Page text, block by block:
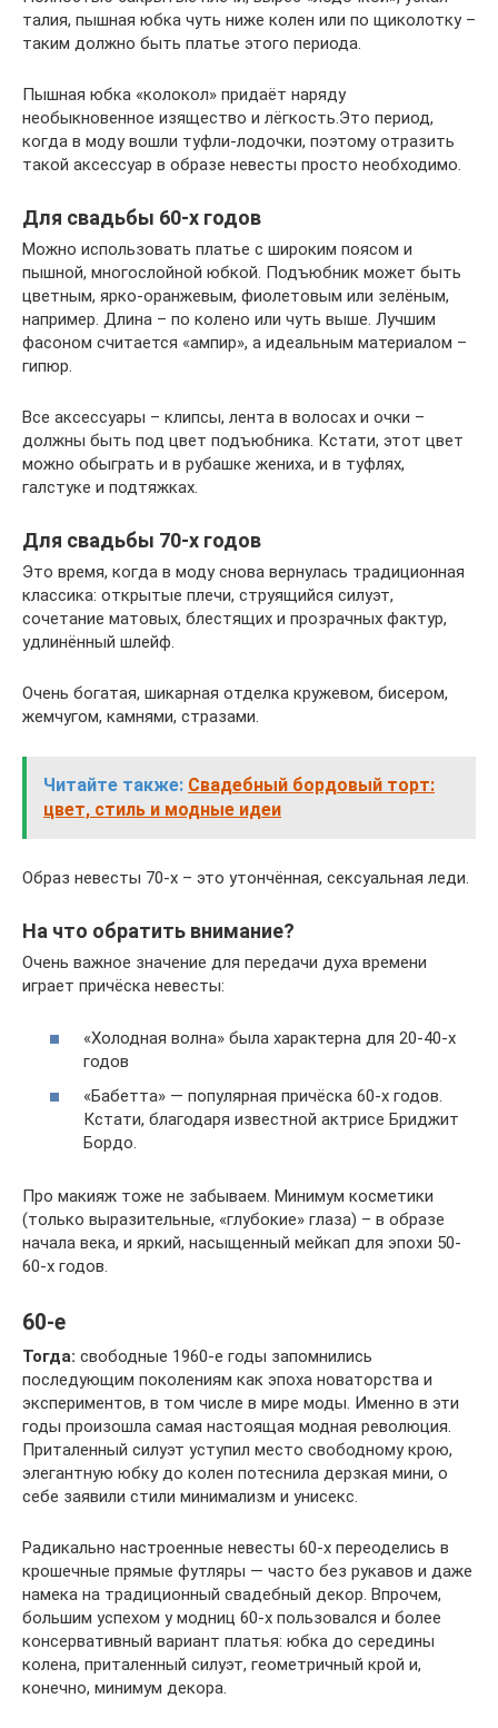
талия, пышная юбка чуть ниже колен или по щиколотку –
таким должно быть платье этого периода.
Пышная юбка «колокол» придаёт наряду
необыкновенное изящество и лёгкость.Это период,
когда в моду вошли туфли-лодочки, поэтому отразить
такой аксессуар в образе невесты просто необходимо.
Для свадьбы 60-х годов
Можно использовать платье с широким поясом и
пышной, многослойной юбкой. Подъюбник может быть
цветным, ярко-оранжевым, фиолетовым или зелёным,
например. Длина – по колено или чуть выше. Лучшим
фасоном считается «ампир», а идеальным материалом –
гипюр.
Все аксессуары – клипсы, лента в волосах и очки –
должны быть под цвет подъюбника. Кстати, этот цвет
можно обыграть и в рубашке жениха, и в туфлях,
галстуке и подтяжках.
Для свадьбы 70-х годов
Это время, когда в моду снова вернулась традиционная
классика: открытые плечи, струящийся силуэт,
сочетание матовых, блестящих и прозрачных фактур,
удлинённый шлейф.
Очень богатая, шикарная отделка кружевом, бисером,
жемчугом, камнями, стразами.
Читайте также: Свадебный бордовый торт:
цвет, стиль и модные идеи
Образ невесты 70-х – это утончённая, сексуальная леди.
На что обратить внимание?
Очень важное значение для передачи духа времени
играет причёска невесты:
«Холодная волна» была характерна для 20-40-х
годов
«Бабетта» — популярная причёска 60-х годов.
Кстати, благодаря известной актрисе Бриджит
Бордо.
Про макияж тоже не забываем. Минимум косметики
(только выразительные, «глубокие» глаза) – в образе
начала века, и яркий, насыщенный мейкап для эпохи 50-
60-х годов.
60-е
Тогда: свободные 1960-е годы запомнились
последующим поколениям как эпоха новаторства и
экспериментов, в том числе в мире моды. Именно в эти
годы произошла самая настоящая модная революция.
Приталенный силуэт уступил место свободному крою,
элегантную юбку до колен потеснила дерзкая мини, о
себе заявили стили минимализм и унисекс.
Радикально настроенные невесты 60-х переоделись в
крошечные прямые футляры — часто без рукавов и даже
намека на традиционный свадебный декор. Впрочем,
большим успехом у модниц 60-х пользовался и более
консервативный вариант платья: юбка до середины
колена, приталенный силуэт, геометричный крой и,
конечно, минимум декора.